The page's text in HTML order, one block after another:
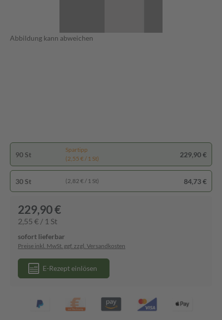
Abbildung kann abweichen
90 St
Spartipp
(2,55 € / 1 St)
229,90 €
30 St (2,82 € / 1 St) 84,73 €
229,90 €
2,55 € / 1 St
sofort lieferbar
Preise inkl. MwSt. ggf. zzgl. Versandkosten
E-Rezept einlösen